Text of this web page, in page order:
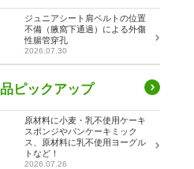
ジュニアシート肩ベルトの位置
不備（腋窩下通過）による外傷
性腸管穿孔
2026.07.30
ピックアップ
原材料に小麦・乳不使用ケーキ
スポンジやパンケーキミック
ス、原材料に乳不使用ヨーグル
トなど！
2026.07.26